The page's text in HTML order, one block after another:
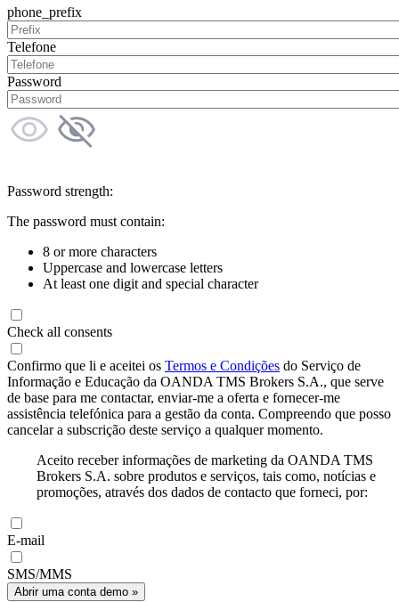
phone_prefix
Telefone
Password
Password strength:
The password must contain:
8 or more characters
Uppercase and lowercase letters
At least one digit and special character
Check all consents
Confirmo que li e aceitei os Termos e Condições do Serviço de
Informação e Educação da OANDA TMS Brokers S.A., que serve
de base para me contactar, enviar-me a oferta e fornecer-me
assistência telefónica para a gestão da conta. Compreendo que posso
cancelar a subscrição deste serviço a qualquer momento.
Aceito receber informações de marketing da OANDA TMS
Brokers S.A. sobre produtos e serviços, tais como, notícias e
promoções, através dos dados de contacto que forneci, por:
E-mail
SMS/MMS
Abrir uma conta demo »